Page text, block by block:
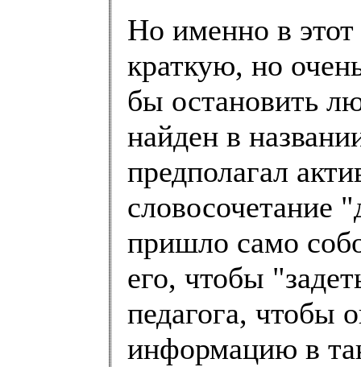
Но именно в
краткую, но
бы остановить
найден в
предполагал
словосочетание
пришло само
его, чтобы
педагога, чтобы
информацию в